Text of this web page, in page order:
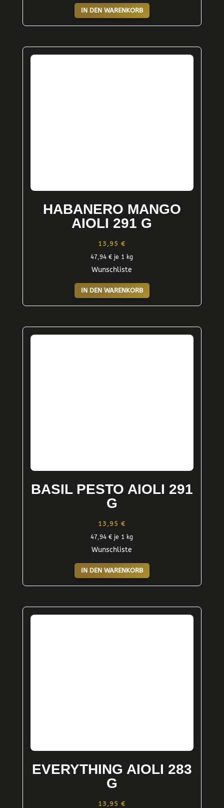
IN DEN WARENKORB
HABANERO MANGO
AIOLI 291 G
13,95€
47,94€ je 1 kg
Wunschliste
IN DEN WARENKORB
BASIL PESTO AIOLI 291
G
13,95€
47,94€ je 1 kg
Wunschliste
IN DEN WARENKORB
EVERYTHING AIOLI 283
G
13,95€